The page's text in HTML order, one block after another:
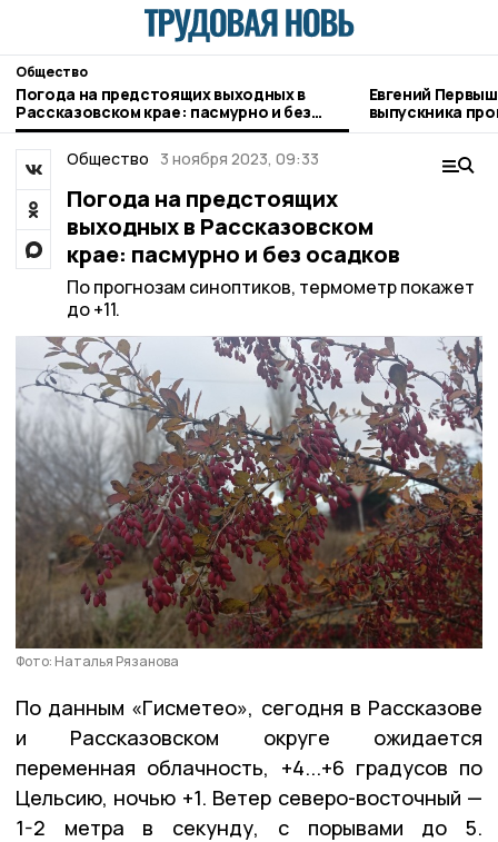
Общество
Погода на предстоящих выходных в
Рассказовском крае: пасмурно и без
осадков
Евгений
выпускника
Тамбовщины»
Общество 3 ноября 2023, 09:33
Погода на предстоящих
выходных в Рассказовском
крае: пасмурно и без осадков
По прогнозам синоптиков, термометр покажет
до +11.
Фото: Наталья Рязанова
По данным «Гисметео», сегодня в Рассказове
и Рассказовском округе ожидается
переменная облачность, +4...+6 градусов по
Цельсию, ночью +1. Ветер северо-восточный —
1-2 метра в секунду, с порывами до 5.